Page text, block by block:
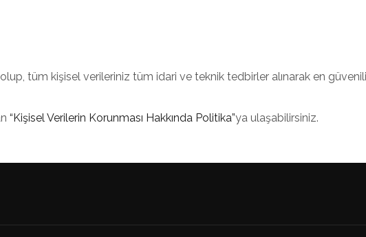
tüm kişisel verileriniz tüm idari ve teknik tedbirler alınarak en
“Kişisel Verilerin Korunması Hakkında Politika”ya ulaşabilirsiniz.